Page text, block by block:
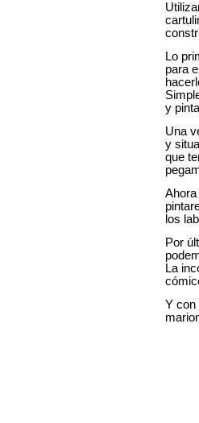
Lo
para
y
Una
y
que
los
Por
La
Y con